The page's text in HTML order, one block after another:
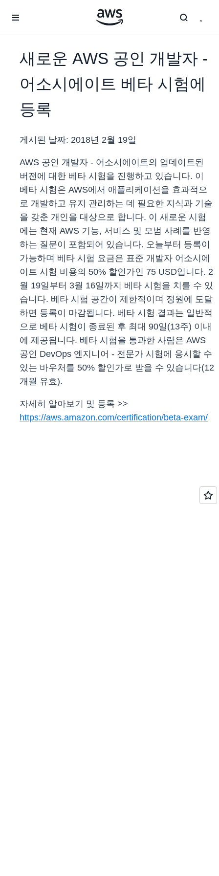
새로운 AWS 공인 개발자 -
어소시에이트 베타 시험에
등록
게시된 날짜: 2018년 2월 19일
AWS 공인 개발자 - 어소시에이트의 업데이트된
버전에 대한 베타 시험을 진행하고 있습니다. 이
베타 시험은 AWS에서 애플리케이션을 효과적으
로 개발하고 유지 관리하는 데 필요한 지식과 기술
을 갖춘 개인을 대상으로 합니다. 이 새로운 시험
에는 현재 AWS 기능, 서비스 및 모범 사례를 반영
하는 질문이 포함되어 있습니다. 오늘부터 등록이
가능하며 베타 시험 요금은 표준 개발자 어소시에
이트 시험 비용의 50% 할인가인 75 USD입니다. 2
월 19일부터 3월 16일까지 베타 시험을 치를 수 있
습니다. 베타 시험 공간이 제한적이며 정원에 도달
하면 등록이 마감됩니다. 베타 시험 결과는 일반적
으로 베타 시험이 종료된 후 최대 90일(13주) 이내
에 제공됩니다. 베타 시험을 통과한 사람은 AWS
공인 DevOps 엔지니어 - 전문가 시험에 응시할 수
있는 바우처를 50% 할인가로 받을 수 있습니다(12
개월 유효).
자세히 알아보기 및 등록 >>
https://aws.amazon.com/certification/beta-exam/